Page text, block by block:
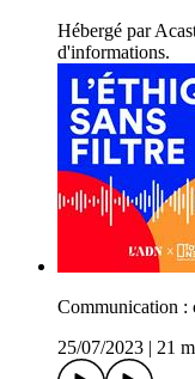
Hébergé par
d'informations.
Communication :
25/07/2023
21